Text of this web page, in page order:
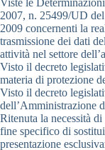
Viste le
2007, n. 25499/UD
2009 concernenti la
trasmissione dei dati
attività nel settore
Visto il decreto
materia di protezione
Visto il decreto
dell’Amministrazione
Ritenuta la necessità
fine specifico di
presentazione